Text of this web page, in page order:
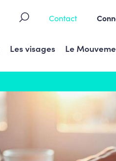
Contact
Les visages Le